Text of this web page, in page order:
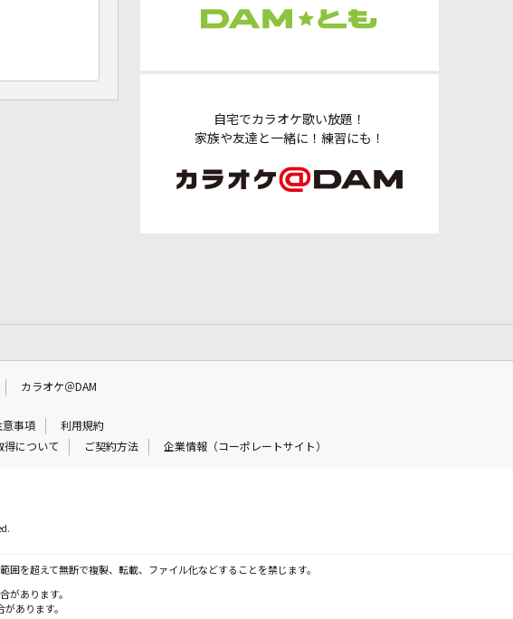
自宅でカラオケ歌い放題！
家族や友達と一緒に！練習にも！
カラオケ＠DAM
意事項
利用規約
得について ご契約方法 企業情報（コーポレートサイト）
を超えて無断で複製、転載、ファイル化などすることを禁じます。
があります。
あります。